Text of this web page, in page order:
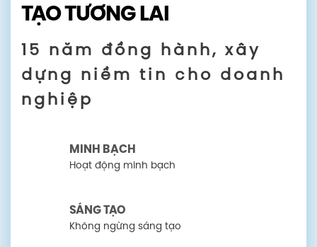
TẠO TƯƠNG LAI
15 năm đồng hành, xây
dựng niềm tin cho doanh
nghiệp
MINH BẠCH
Hoạt động minh bạch
SÁNG TẠO
Không ngừng sáng tạo